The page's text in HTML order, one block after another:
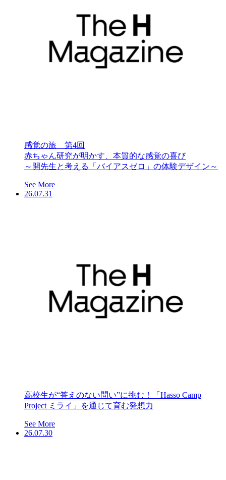
感覚の旅 第4回
赤ちゃん研究が明かす、本質的な感覚の喜び
～開先生と考える「バイアスゼロ」の体験デザイン～
See More
26.07.31
高校生が“答えのない問い”に挑む！「Hasso Camp
Project ミライ」を通じて育む発想力
See More
26.07.30